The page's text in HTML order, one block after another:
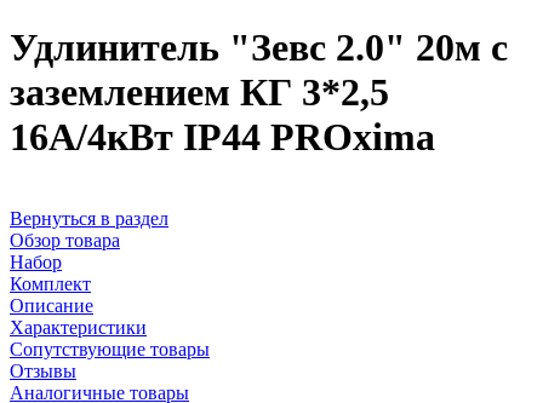
Удлинитель "Зевс 2.0" 20м с
заземлением КГ 3*2,5
16А/4кВт IP44 PROxima
Вернуться в раздел
Обзор товара
Набор
Комплект
Описание
Характеристики
Сопутствующие товары
Отзывы
Аналогичные товары